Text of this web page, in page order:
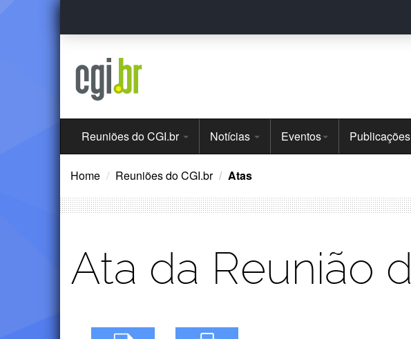
Ir
o
Menu
Principal
Reuniões do CGI.br Notícias Eventos Publicações
Home Reuniões do CGI.br Atas
Ata da Reunião